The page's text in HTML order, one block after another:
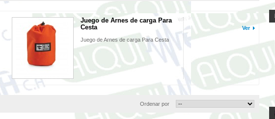
Juego de Arnes de carga Para
Cesta
Juego de Arnes de carga Para Cesta
Ver
Ordenar por